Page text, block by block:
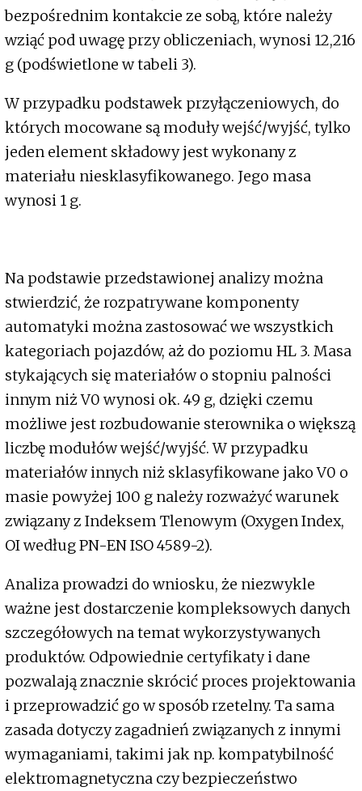
bezpośrednim kontakcie ze sobą, które należy
wziąć pod uwagę przy obliczeniach, wynosi 12,216
g (podświetlone w tabeli 3).
W przypadku podstawek przyłączeniowych, do
których mocowane są moduły wejść/wyjść, tylko
jeden element składowy jest wykonany z
materiału niesklasyfikowanego. Jego masa
wynosi 1 g.
Na podstawie przedstawionej analizy można
stwierdzić, że rozpatrywane komponenty
automatyki można zastosować we wszystkich
kategoriach pojazdów, aż do poziomu HL 3. Masa
stykających się materiałów o stopniu palności
innym niż V0 wynosi ok. 49 g, dzięki czemu
możliwe jest rozbudowanie sterownika o większą
liczbę modułów wejść/wyjść. W przypadku
materiałów innych niż sklasyfikowane jako V0 o
masie powyżej 100 g należy rozważyć warunek
związany z Indeksem Tlenowym (Oxygen Index,
OI według PN-EN ISO 4589-2).
Analiza prowadzi do wniosku, że niezwykle
ważne jest dostarczenie kompleksowych danych
szczegółowych na temat wykorzystywanych
produktów. Odpowiednie certyfikaty i dane
pozwalają znacznie skrócić proces projektowania
i przeprowadzić go w sposób rzetelny. Ta sama
zasada dotyczy zagadnień związanych z innymi
wymaganiami, takimi jak np. kompatybilność
elektromagnetyczna czy bezpieczeństwo